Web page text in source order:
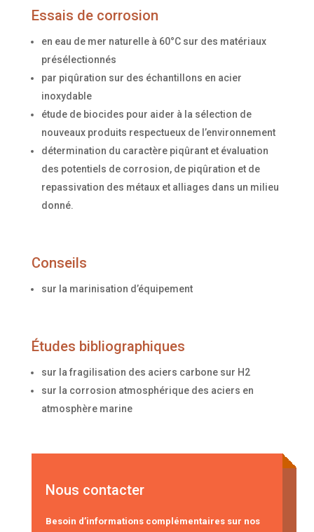
Essais de corrosion
en eau de mer naturelle à 60°C sur des matériaux
présélectionnés
par piqûration sur des échantillons en acier
inoxydable
étude de biocides pour aider à la sélection de
nouveaux produits respectueux de l’environnement
détermination du caractère piqûrant et évaluation
des potentiels de corrosion, de piqûration et de
repassivation des métaux et alliages dans un milieu
donné.
Conseils
sur la marinisation d’équipement
Études bibliographiques
sur la fragilisation des aciers carbone sur H2
sur la corrosion atmosphérique des aciers en
atmosphère marine
Nous contacter
Besoin d’informations complémentaires sur nos